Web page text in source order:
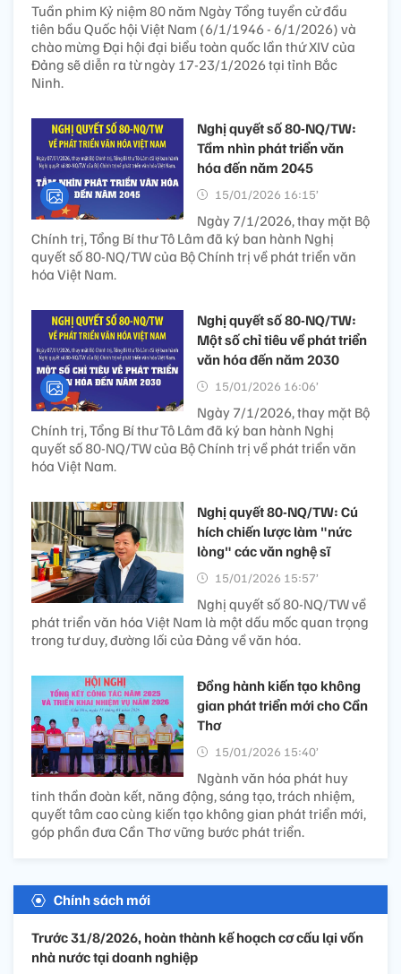
Tuần phim Kỷ niệm 80 năm Ngày Tổng tuyển cử đầu
tiên bầu Quốc hội Việt Nam (6/1/1946 - 6/1/2026) và
chào mừng Đại hội đại biểu toàn quốc lần thứ XIV của
Đảng sẽ diễn ra từ ngày 17-23/1/2026 tại tỉnh Bắc
Ninh.
Nghị quyết số 80-NQ/TW:
Tầm nhìn phát triển văn
hóa đến năm 2045
15/01/2026 16:15’
Ngày 7/1/2026, thay mặt Bộ
Chính trị, Tổng Bí thư Tô Lâm đã ký ban hành Nghị
quyết số 80-NQ/TW của Bộ Chính trị về phát triển văn
hóa Việt Nam.
Nghị quyết số 80-NQ/TW:
Một số chỉ tiêu về phát triển
văn hóa đến năm 2030
15/01/2026 16:06’
Ngày 7/1/2026, thay mặt Bộ
Chính trị, Tổng Bí thư Tô Lâm đã ký ban hành Nghị
quyết số 80-NQ/TW của Bộ Chính trị về phát triển văn
hóa Việt Nam.
Nghị quyết 80-NQ/TW: Cú
hích chiến lược làm "nức
lòng" các văn nghệ sĩ
15/01/2026 15:57’
Nghị quyết số 80-NQ/TW về
phát triển văn hóa Việt Nam là một dấu mốc quan trọng
trong tư duy, đường lối của Đảng về văn hóa.
Đồng hành kiến tạo không
gian phát triển mới cho Cần
Thơ
15/01/2026 15:40’
Ngành văn hóa phát huy
tinh thần đoàn kết, năng động, sáng tạo, trách nhiệm,
quyết tâm cao cùng kiến tạo không gian phát triển mới,
góp phần đưa Cần Thơ vững bước phát triển.
Chính sách mới
Trước 31/8/2026, hoàn thành kế hoạch cơ cấu lại vốn
nhà nước tại doanh nghiệp